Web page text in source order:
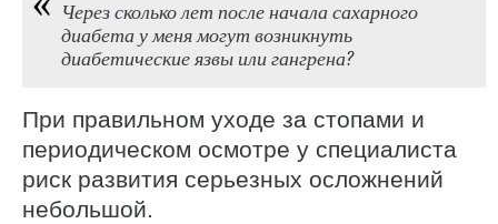
Через сколько лет после начала сахарного
диабета у меня могут возникнуть
диабетические язвы или гангрена?
При правильном уходе за стопами и
периодическом осмотре у специалиста
риск развития серьезных осложнений
небольшой.